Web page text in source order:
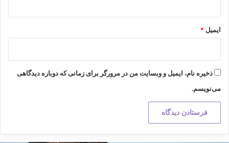
ایمیل *
ذخیره نام، ایمیل و وبسایت من در مرورگر برای زمانی که دوباره دیدگاهی
می‌نویسم.